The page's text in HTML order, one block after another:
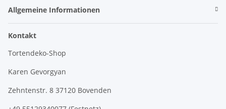
Allgemeine Informationen
Kontakt
Tortendeko-Shop
Karen Gevorgyan
Zehntenstr. 8 37120 Bovenden